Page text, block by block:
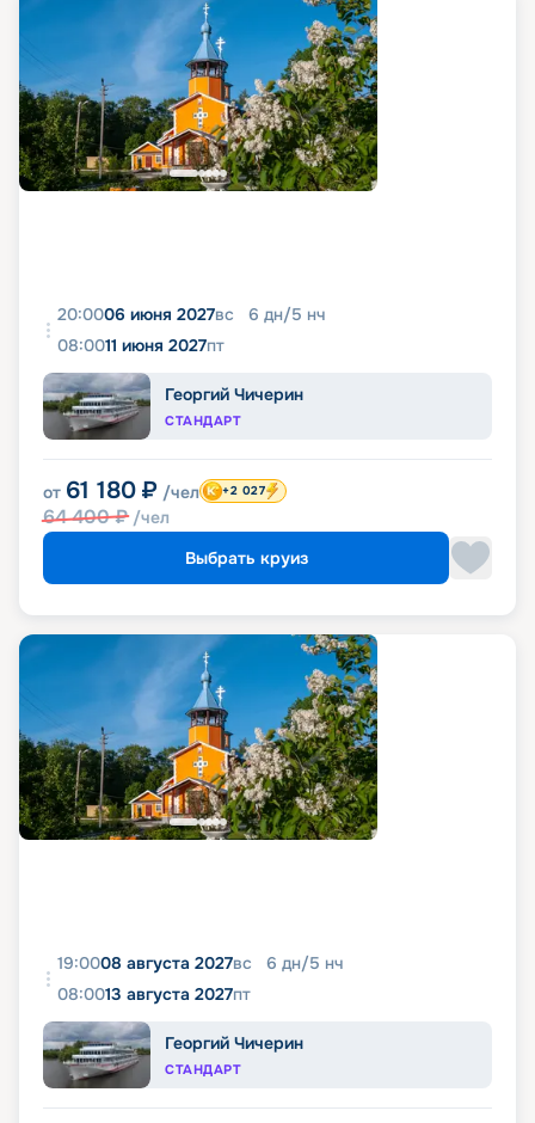
20:0006 июня 2027вс 6 дн/5 нч
08:0011 июня 2027пт
Георгий Чичерин
СТАНДАРТ
от 61 180 ₽ /чел
64 400₽ /чел
+2 027
Выбрать круиз
19:0008 августа 2027вс 6 дн/5 нч
08:0013 августа 2027пт
Георгий Чичерин
СТАНДАРТ